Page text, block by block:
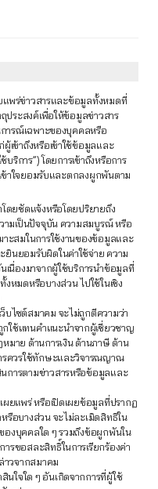
แพร่ข่าวสารและข้อมูลทั้งหมดที่
ประสงค์เพื่อให้ข้อมูลข่าวสาร
ารณ์เฉพาะของบุคคลหรือ
เข้าถึงหรือเข้าใช้ข้อมูลและ
ริการ”) โดยการเข้าถึงหรือการ
ข้าใจยอมรับและตกลงผูกพันตาม
ดยชัดแจ้งหรือโดยปริยายถึง
ามเป็นปัจจุบัน ความสมบูรณ์ หรือ
าะสมในการใช้งานของข้อมูลและ
นยอมรับผิดในค่าใช้จ่าย ความ
เนื่องมาจากผู้ใช้บริการนำข้อมูลที่
หมดหรือบางส่วน ไปใช้ในเชิง
บไซต์สมาคม จะไม่ถูกตีความว่า
ใช้แทนคำแนะนำจากผู้เชี่ยวชาญ
มาย ด้านการเงิน ด้านภาษี ด้าน
รควรใช้ทักษะและวิจารณญาณ
การตามข่าวสารหรือข้อมูลและ
ผยแพร่ หรือเปิดเผยข้อมูลที่ปรากฏ
รือบางส่วน จะไม่ละเมิดสิทธิใน
งบุคคลใด ๆ รวมถึงข้อผูกพันใน
รขอสละสิทธิ์ในการเรียกร้องค่า
าวจากสมาคม
ใจใด ๆ อันเกิดจากการที่ผู้ใช้